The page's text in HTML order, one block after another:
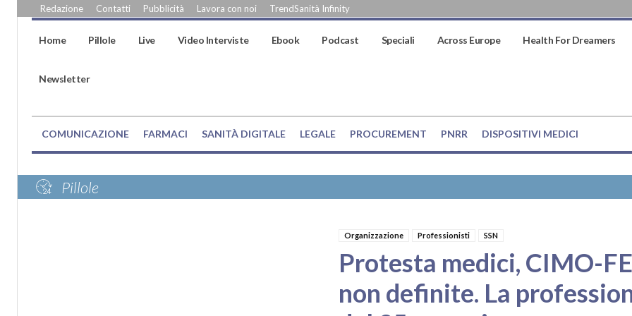
Redazione Contatti Pubblicità Lavora con noi TrendSanità Infinity
Home Pillole Live Video Interviste Ebook Podcast Speciali Across Europe Health For Dreamers
Newsletter
COMUNICAZIONE FARMACI SANITÀ DIGITALE LEGALE PROCUREMENT PNRR DISPOSITIVI MEDICI
Pillole
Organizzazione Professionisti SSN
Protesta medici, CIMO-
non definite. La